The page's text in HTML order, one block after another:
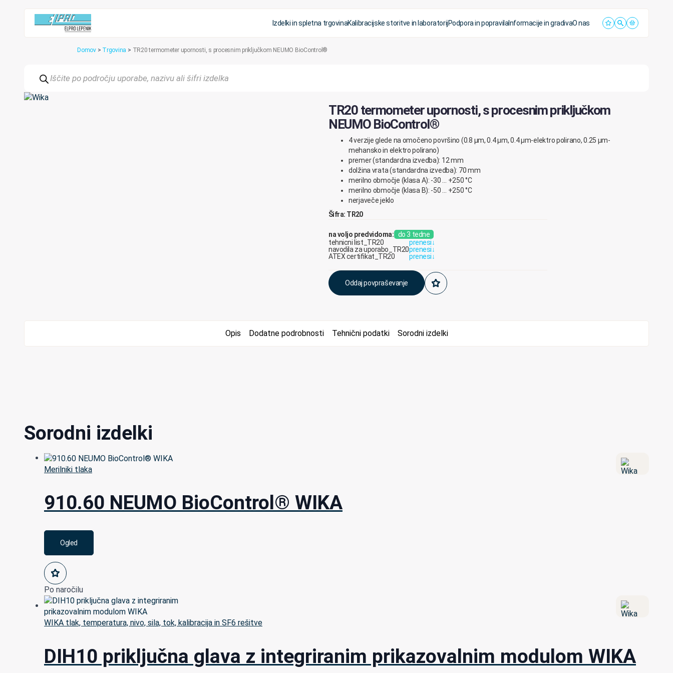
Izdelki in spletna trgovinaKalibracijske storitve in laboratorijPodpora in popravilaInformacije in gradivaO nas
Domov > Trgovina > TR20 termometer upornosti, s procesnim priključkom NEUMO BioControl®
search
TR20 termometer upornosti, s procesnim priključkom
NEUMO BioControl®
4 verzije glede na omočeno površino (0.8 µm, 0.4 µm, 0.4 µm-elektro polirano, 0.25 µm-
mehansko in elektro polirano)
premer (standardna izvedba): 12 mm
dolžina vrata (standardna izvedba): 70 mm
merilno območje (klasa A): -30 … +250 °C
merilno območje (klasa B): -50 … +250 °C
nerjaveče jeklo
Šifra: TR20
na voljo predvidoma: do 3 tedne
tehnicni list_TR20
prenesi↓
navodila za uporabo_TR20prenesi↓
ATEX certifikat_TR20
prenesi↓
Oddaj povpraševanje
Opis Dodatne podrobnosti Tehnični podatki Sorodni izdelki
Sorodni izdelki
Merilniki tlaka
910.60 NEUMO BioControl® WIKA
Ogled
Po naročilu
WIKA tlak, temperatura, nivo, sila, tok, kalibracija in SF6 rešitve
DIH10 priključna glava z integriranim prikazovalnim modulom WIKA